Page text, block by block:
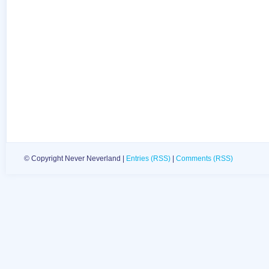
© Copyright Never Neverland | Entries (RSS) Comments (RSS)